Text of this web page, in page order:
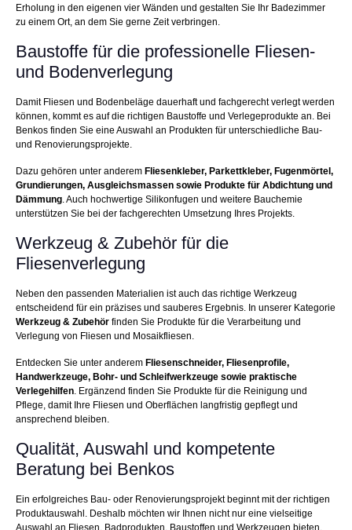
Erholung in den eigenen vier Wänden und gestalten Sie Ihr Badezimmer
zu einem Ort, an dem Sie gerne Zeit verbringen.
Baustoffe für die professionelle Fliesen-
und Bodenverlegung
Damit Fliesen und Bodenbeläge dauerhaft und fachgerecht verlegt werden
können, kommt es auf die richtigen Baustoffe und Verlegeprodukte an. Bei
Benkos finden Sie eine Auswahl an Produkten für unterschiedliche Bau-
und Renovierungsprojekte.
Dazu gehören unter anderem Fliesenkleber, Parkettkleber, Fugenmörtel,
Grundierungen, Ausgleichsmassen sowie Produkte für Abdichtung und
Dämmung. Auch hochwertige Silikonfugen und weitere Bauchemie
unterstützen Sie bei der fachgerechten Umsetzung Ihres Projekts.
Werkzeug & Zubehör für die
Fliesenverlegung
Neben den passenden Materialien ist auch das richtige Werkzeug
entscheidend für ein präzises und sauberes Ergebnis. In unserer Kategorie
Werkzeug & Zubehör finden Sie Produkte für die Verarbeitung und
Verlegung von Fliesen und Mosaikfliesen.
Entdecken Sie unter anderem Fliesenschneider, Fliesenprofile,
Handwerkzeuge, Bohr- und Schleifwerkzeuge sowie praktische
Verlegehilfen. Ergänzend finden Sie Produkte für die Reinigung und
Pflege, damit Ihre Fliesen und Oberflächen langfristig gepflegt und
ansprechend bleiben.
Qualität, Auswahl und kompetente
Beratung bei Benkos
Ein erfolgreiches Bau- oder Renovierungsprojekt beginnt mit der richtigen
Produktauswahl. Deshalb möchten wir Ihnen nicht nur eine vielseitige
Auswahl an Fliesen, Badprodukten, Baustoffen und Werkzeugen bieten,